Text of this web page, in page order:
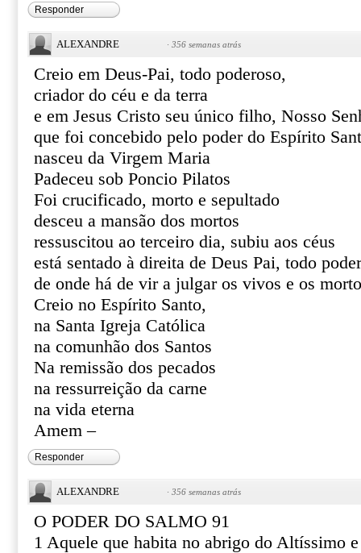
Responder
ALEXANDRE · 356 semanas atrás
Creio em Deus-Pai, todo poderoso,
criador do céu e da terra
e em Jesus Cristo seu único filho, Nosso
que foi concebido pelo poder do Espírito
nasceu da Virgem Maria
Padeceu sob Poncio Pilatos
Foi crucificado, morto e sepultado
desceu a mansão dos mortos
ressuscitou ao terceiro dia, subiu aos céus
está sentado à direita de Deus Pai, todo
de onde há de vir a julgar os vivos e os
Creio no Espírito Santo,
na Santa Igreja Católica
na comunhão dos Santos
Na remissão dos pecados
na ressurreição da carne
na vida eterna
Amem –
Responder
ALEXANDRE · 356 semanas atrás
O PODER DO SALMO 91
1 Aquele que habita no abrigo do Altíssimo